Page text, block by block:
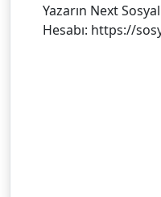
Yazarın Next Sosyal
Hesabı: https://